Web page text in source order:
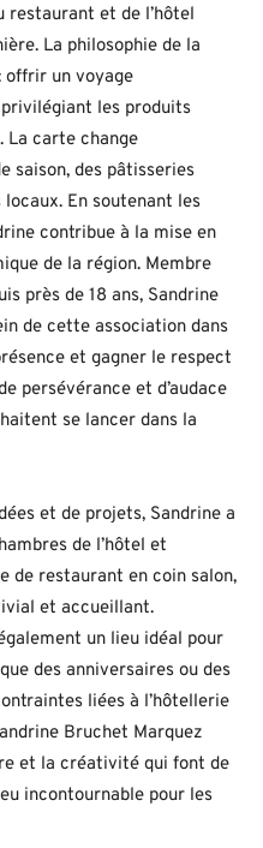
restaurant et de l’hôtel
La philosophie de la
offrir un voyage
les produits
La carte change
saison, des pâtisseries
En soutenant les
contribue à la mise en
de la région. Membre
près de 18 ans, Sandrine
de cette association dans
et gagner le respect
persévérance et d’audace
se lancer dans la
et de projets, Sandrine a
de l’hôtel et
de restaurant en coin salon,
et accueillant.
un lieu idéal pour
des anniversaires ou des
liées à l’hôtellerie
Bruchet Marquez
et la créativité qui font de
incontournable pour les